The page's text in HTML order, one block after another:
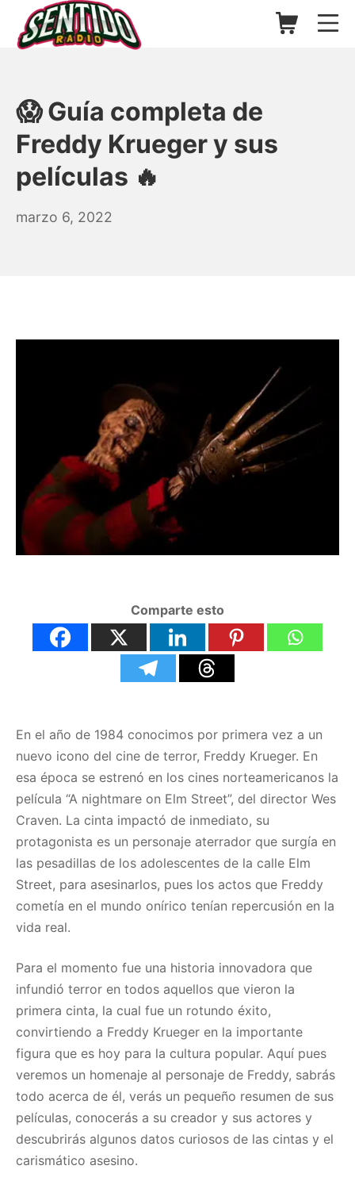
Saltar
contenido
Carrito de
😱 Guía completa de
Freddy Krueger y sus
películas 🔥
marzo 6, 2022
Comparte esto
En el año de 1984 conocimos por primera vez a un
nuevo icono del cine de terror, Freddy Krueger. En
esa época se estrenó en los cines norteamericanos la
película “A nightmare on Elm Street”, del director Wes
Craven. La cinta impactó de inmediato, su
protagonista es un personaje aterrador que surgía en
las pesadillas de los adolescentes de la calle Elm
Street, para asesinarlos, pues los actos que Freddy
cometía en el mundo onírico tenían repercusión en la
vida real.
Para el momento fue una historia innovadora que
infundió terror en todos aquellos que vieron la
primera cinta, la cual fue un rotundo éxito,
convirtiendo a Freddy Krueger en la importante
figura que es hoy para la cultura popular. Aquí pues
veremos un homenaje al personaje de Freddy, sabrás
todo acerca de él, verás un pequeño resumen de sus
películas, conocerás a su creador y sus actores y
descubrirás algunos datos curiosos de las cintas y el
carismático asesino.